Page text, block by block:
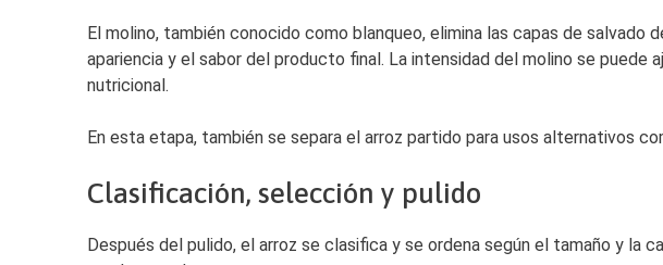
El molino, también conocido como blanqueo, elimina las capas de
apariencia y el sabor del producto final. La intensidad del molino se
nutricional.
En esta etapa, también se separa el arroz partido para usos alternativos
Clasificación, selección y pulido
Después del pulido, el arroz se clasifica y se ordena según el tamaño y la